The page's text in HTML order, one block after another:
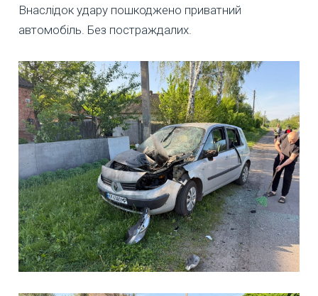
Внаслідок удару пошкоджено приватний
автомобіль. Без постраждалих.